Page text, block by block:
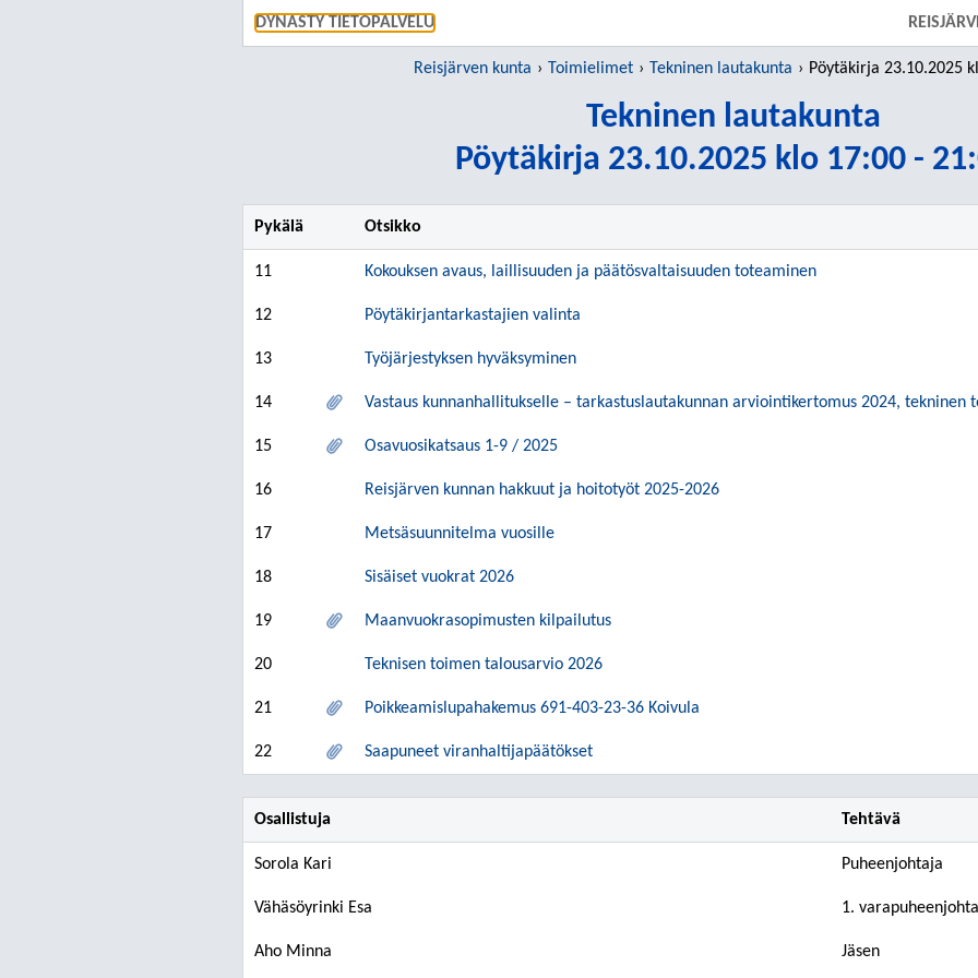
DYNASTY TIETOPALVELU
Reisjärven kunta Toimielimet Tekninen lautakunta Pöytäkirja 23.10.2025 klo
Tekninen lautakunta
Pöytäkirja 23.10.2025 klo 17:00 -
Pykälä Otsikko
11 Kokouksen avaus, laillisuuden ja päätösvaltaisuuden toteaminen
12 Pöytäkirjantarkastajien valinta
13 Työjärjestyksen hyväksyminen
14 Vastaus kunnanhallitukselle – tarkastuslautakunnan arviointikertomus 2024, tekninen
15 Osavuosikatsaus 1-9 / 2025
16 Reisjärven kunnan hakkuut ja hoitotyöt 2025-2026
17 Metsäsuunnitelma vuosille
18 Sisäiset vuokrat 2026
19 Maanvuokrasopimusten kilpailutus
20 Teknisen toimen talousarvio 2026
21 Poikkeamislupahakemus 691-403-23-36 Koivula
22 Saapuneet viranhaltijapäätökset
Osallistuja Tehtävä
Sorola Kari Puheenjohtaja
Vähäsöyrinki Esa 1.
Aho Minna Jäsen